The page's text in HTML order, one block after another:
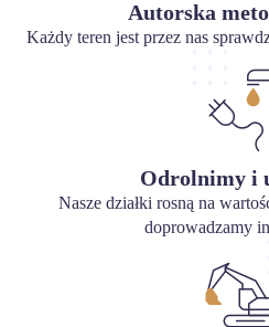
Autorska
Każdy teren jest przez nas
Odrolnimy i
Nasze działki rosną na
doprowadzamy